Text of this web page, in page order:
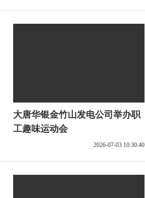
大唐华银金竹山发电公司举办职
工趣味运动会
2026-07-03 10:30:40